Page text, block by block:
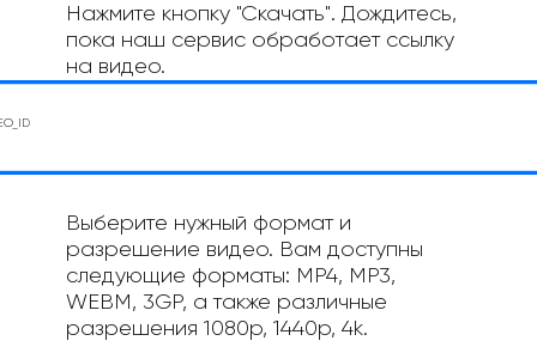
Нажмите кнопку "Скачать". Дождитесь,
пока наш сервис обработает ссылку
на видео.
Выберите нужный формат и
разрешение видео. Вам доступны
следующие форматы: MP4, MP3,
WEBM, 3GP, а также различные
разрешения 1080p, 1440p, 4k.